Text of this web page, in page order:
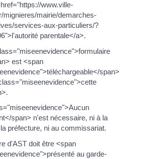
www.ville-
mignieres/mairie/demarches-
services-aux-particuliers/?
parentale</a>.
est <span
span>
span> n'est nécessaire, ni à la
préfecture, ni au commissariat.
d'AST doit être <span
au garde-